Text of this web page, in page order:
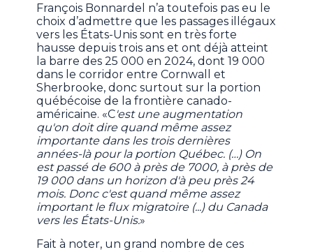
François Bonnardel n’a toutefois pas eu le
choix d’admettre que les passages illégaux
vers les États-Unis sont en très forte
hausse depuis trois ans et ont déjà atteint
la barre des 25 000 en 2024, dont 19 000
dans le corridor entre Cornwall et
Sherbrooke, donc surtout sur la portion
québécoise de la frontière canado-
américaine. «C'est une augmentation
qu'on doit dire quand même assez
importante dans les trois dernières
années-là pour la portion Québec. (…) On
est passé de 600 à près de 7000, à près de
19 000 dans un horizon d'à peu près 24
mois. Donc c'est quand même assez
important le flux migratoire (...) du Canada
vers les États-Unis.»
Fait à noter, un grand nombre de ces